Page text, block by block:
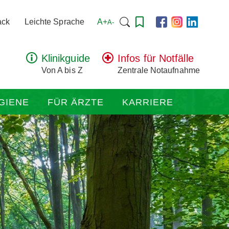
Leichte Sprache A+A- Suchen
Klinikguide
Von A bis Z
Infos für Notfälle
Zentrale Notaufnahme
FÜR ÄRZTE KARRIERE